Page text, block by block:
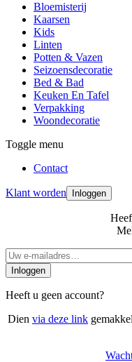
Bloemisterij
Kaarsen
Kids
Linten
Potten & Vazen
Seizoensdecoratie
Bed & Bad
Keuken En Tafel
Verpakking
Woondecoratie
Toggle menu
Contact
Klant worden Inloggen
Inloggen
Heeft u geen account?
Dien via deze link